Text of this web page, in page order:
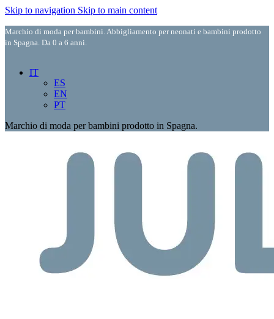
Skip to navigation Skip to main content
Marchio di moda per bambini. Abbigliamento per neonati e bambini prodotto
in Spagna. Da 0 a 6 anni.
IT
ES
EN
PT
Marchio di moda per bambini prodotto in Spagna.